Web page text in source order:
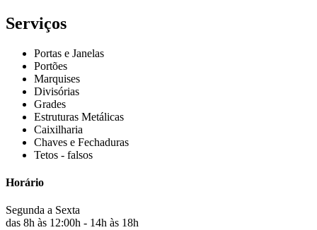
Serviços
Portas e Janelas
Portões
Marquises
Divisórias
Grades
Estruturas Metálicas
Caixilharia
Chaves e Fechaduras
Tetos - falsos
Horário
Segunda a Sexta
das 8h às 12:00h - 14h às 18h